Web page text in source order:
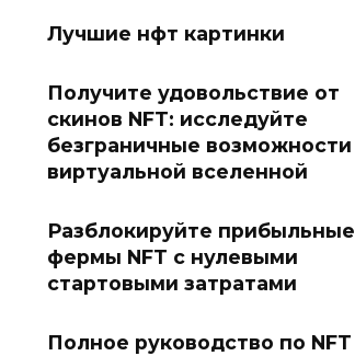
Лучшие нфт картинки
Получите удовольствие от
скинов NFT: исследуйте
безграничные возможности
виртуальной вселенной
Разблокируйте прибыльные
фермы NFT с нулевыми
стартовыми затратами
Полное руководство по NFT